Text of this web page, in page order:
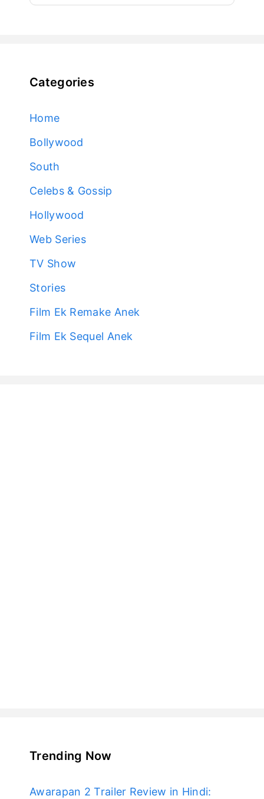
Categories
Home
Bollywood
South
Celebs & Gossip
Hollywood
Web Series
TV Show
Stories
Film Ek Remake Anek
Film Ek Sequel Anek
Trending Now
Awarapan 2 Trailer Review in Hindi: